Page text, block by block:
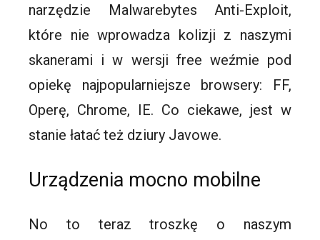
narzędzie Malwarebytes Anti-Exploit,
które nie wprowadza kolizji z naszymi
skanerami i w wersji free weźmie pod
opiekę najpopularniejsze browsery: FF,
Operę, Chrome, IE. Co ciekawe, jest w
stanie łatać też dziury Javowe.
Urządzenia mocno mobilne
No to teraz troszkę o naszym